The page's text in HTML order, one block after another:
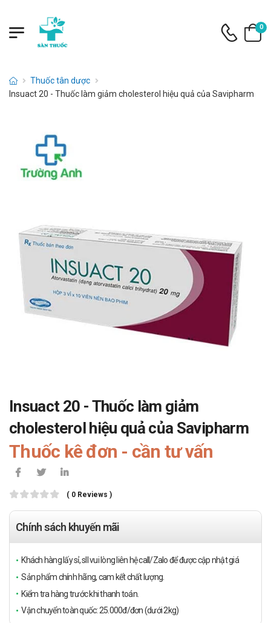
0
Thuốc tân dược
Insuact 20 - Thuốc làm giảm cholesterol hiệu quả của Savipharm
Insuact 20 - Thuốc làm giảm
cholesterol hiệu quả của Savipharm
Thuốc kê đơn - cần tư vấn
( 0 Reviews )
Chính sách khuyến mãi
Khách hàng lấy sỉ, sll vui lòng liên hệ call/Zalo để được cập nhật giá
Sản phẩm chính hãng, cam kết chất lượng.
Kiểm tra hàng trước khi thanh toán.
Vận chuyển toàn quốc: 25.000đ/đơn (dưới 2kg)